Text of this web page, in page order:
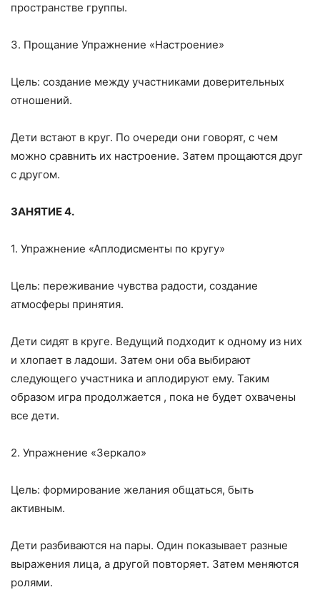
пространстве группы.
3. Прощание Упражнение «Настроение»
Цель: создание между участниками доверительных
отношений.
Дети встают в круг. По очереди они говорят, с чем
можно сравнить их настроение. Затем прощаются друг
с другом.
ЗАНЯТИЕ 4.
1. Упражнение «Аплодисменты по кругу»
Цель: переживание чувства радости, создание
атмосферы принятия.
Дети сидят в круге. Ведущий подходит к одному из них
и хлопает в ладоши. Затем они оба выбирают
следующего участника и аплодируют ему. Таким
образом игра продолжается , пока не будет охвачены
все дети.
2. Упражнение «Зеркало»
Цель: формирование желания общаться, быть
активным.
Дети разбиваются на пары. Один показывает разные
выражения лица, а другой повторяет. Затем меняются
ролями.